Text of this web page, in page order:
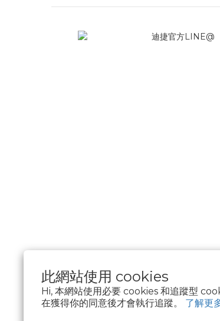
此網站使用 cookies
Hi, 本網站使用必要 cookies 和追蹤型
在獲得你的同意後才會執行追蹤。 了解更
$ TWD 繁體中文